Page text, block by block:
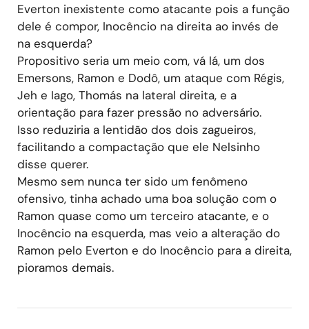
Everton inexistente como atacante pois a função
dele é compor, Inocêncio na direita ao invés de
na esquerda?
Propositivo seria um meio com, vá lá, um dos
Emersons, Ramon e Dodô, um ataque com Régis,
Jeh e Iago, Thomás na lateral direita, e a
orientação para fazer pressão no adversário.
Isso reduziria a lentidão dos dois zagueiros,
facilitando a compactação que ele Nelsinho
disse querer.
Mesmo sem nunca ter sido um fenômeno
ofensivo, tinha achado uma boa solução com o
Ramon quase como um terceiro atacante, e o
Inocêncio na esquerda, mas veio a alteração do
Ramon pelo Everton e do Inocêncio para a direita,
pioramos demais.